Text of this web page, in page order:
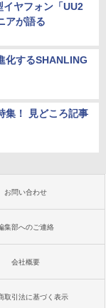
イヤフォン「UU2
アが語る
化するSHANLING
集！ 見どころ記事
お問い合わせ
集部へのご連絡
会社概要
取引法に基づく表示